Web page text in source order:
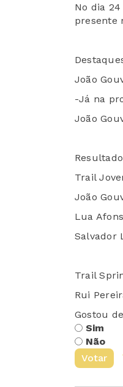
No dia
presente
João
-Já na
João
Trail
João
Lua
Salvador
Trail
Rui
Gostou
Sim
Não
Votar